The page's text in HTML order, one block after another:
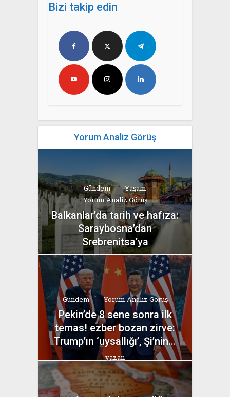
Bizi takip edin
Yorum Analiz Görüş
Gündem
Yaşam
Yorum Analiz Görüş
Balkanlar’da tarih ve hafıza:
Saraybosna’dan
Srebrenitsa’ya
yazan
Bahri Ak
Gündem Yorum Analiz Görüş
Pekin’de 8 sene sonra ilk
temas! ezber bozan zirve:
Trump’ın ‘uysallığı’, Şi’nin...
yazan
Bahri Ak